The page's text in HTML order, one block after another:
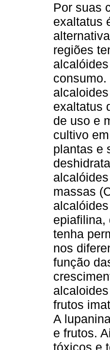
Por suas
exaltatus
regiões
exaltatus
de uso e
cultivo
plantas e
massas
epiafilina,
tenha
nos
função
frutos
A
e frutos.
tóxicos e